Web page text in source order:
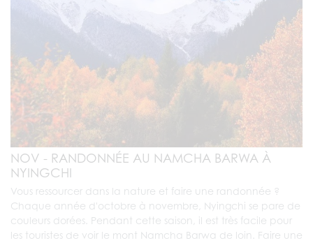
NOV - RANDONNÉE AU NAMCHA BARWA À
NYINGCHI
Vous ressourcer dans la nature et faire une randonnée ?
Chaque année d'octobre à novembre, Nyingchi se pare de
couleurs dorées. Pendant cette saison, il est très facile pour
les touristes de voir le mont Namcha Barwa de loin. Faire une